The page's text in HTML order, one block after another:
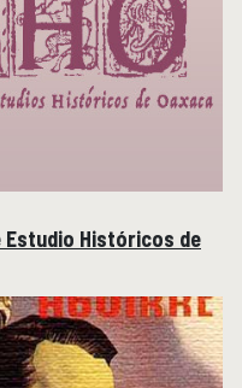
Históricos de